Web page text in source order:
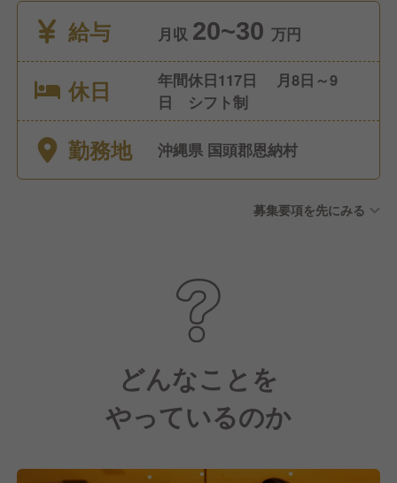
給与
月収 20~30 万円
休日
年間休日117日 月8日～9
日 シフト制
勤務地 沖縄県 国頭郡恩納村
募集要項を先にみる
どんなことを
やっているのか